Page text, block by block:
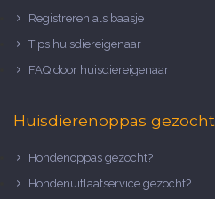
Registreren als baasje
Tips huisdiereigenaar
FAQ door huisdiereigenaar
Huisdierenoppas gezocht
Hondenoppas gezocht?
Hondenuitlaatservice gezocht?